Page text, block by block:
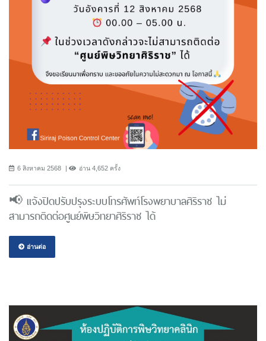
6 สิงหาคม 2568 อ่าน 4,652 ครั้ง
📢 แจ้งปิดปรับปรุงระบบโทรศัพท์โรงพยาบาลศิริราช ไม่
สามารถติดต่อศูนย์พิษวิทยาศิริราช ได้
อ่านต่อ